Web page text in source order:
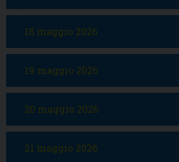
18 maggio 2026
19 maggio 2026
20 maggio 2026
21 maggio 2026